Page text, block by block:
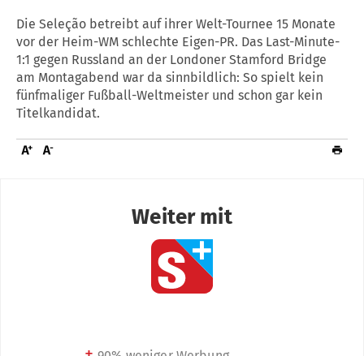
Die Seleção betreibt auf ihrer Welt-Tournee 15 Monate
vor der Heim-WM schlechte Eigen-PR. Das Last-Minute-
1:1 gegen Russland an der Londoner Stamford Bridge
am Montagabend war da sinnbildlich: So spielt kein
fünfmaliger Fußball-Weltmeister und schon gar kein
Titelkandidat.